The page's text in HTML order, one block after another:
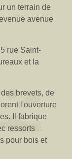
un terrain de
avenue
rue Saint-
et la
brevets, de
l'ouverture
Il fabrique
ressorts
pour bois et